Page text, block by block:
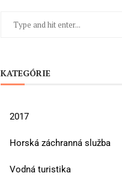
KATEGÓRIE
2017
Horská záchranná služba
Vodná turistika